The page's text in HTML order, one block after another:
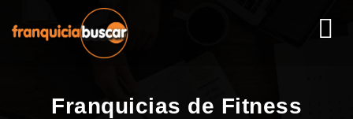
Franquicias de Fitness